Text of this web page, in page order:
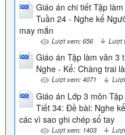
Giáo án chi tiết Tập
Tuần 24 - Nghe kể
may mắn
Lượt xem: 656 Lượt
Giáo án Tập làm văn 3
Nghe - Kể: Chàng trai
Lượt xem: 4071
Giáo án Lớp 3 môn
Tiết 34: Đề bài: Nghe
các vì sao ghi chép sổ tay
Lượt xem: 1403